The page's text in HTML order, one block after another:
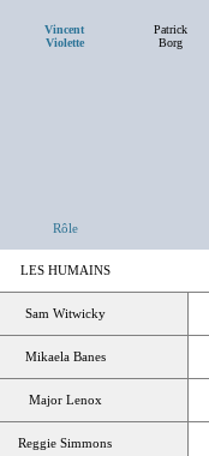
Vincent
Violette
Patrick
Borg
Rôle
LES HUMAINS
Sam Witwicky
Mikaela Banes
Major Lenox
Reggie Simmons